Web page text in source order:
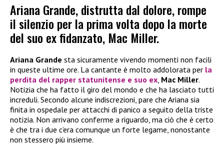
Ariana Grande, distrutta dal dolore, rompe
il silenzio per la prima volta dopo la morte
del suo ex fidanzato, Mac Miller.
Ariana Grande sta sicuramente vivendo momenti non facili
in queste ultime ore. La cantante è molto addolorata per la
perdita del rapper statunitense e suo ex, Mac Miller.
Notizia che ha fatto il giro del mondo e che ha lasciato tutti
increduli. Secondo alcune indiscrezioni, pare che Ariana sia
finita in ospedale per attacchi di panico a seguito della triste
notizia. Non arrivano conferme a riguardo, ma ciò che è certo
è che tra i due c’era comunque un forte legame, nonostante
non stessero più insieme.